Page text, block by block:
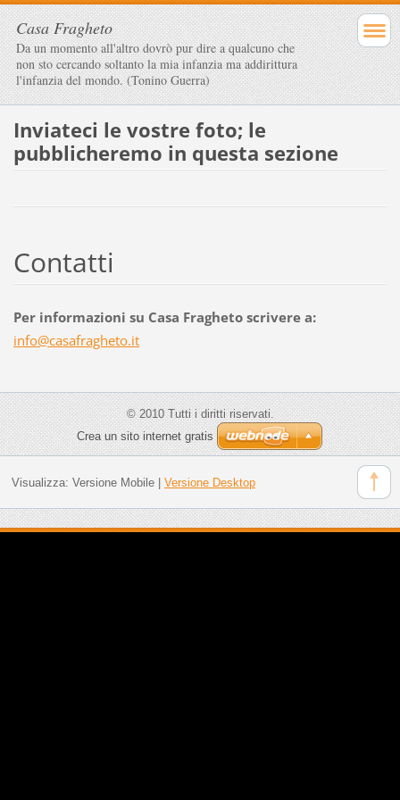
Casa Fragheto
Da un momento all'altro dovrò pur dire a qualcuno che
non sto cercando soltanto la mia infanzia ma addirittura
l'infanzia del mondo. (Tonino Guerra)
Inviateci le vostre foto; le
pubblicheremo in questa sezione
Contatti
Per informazioni su Casa Fragheto scrivere a:
info@casafragheto.it
© 2010 Tutti i diritti riservati.
Crea un sito internet gratis
Visualizza: Versione Mobile| Versione Desktop